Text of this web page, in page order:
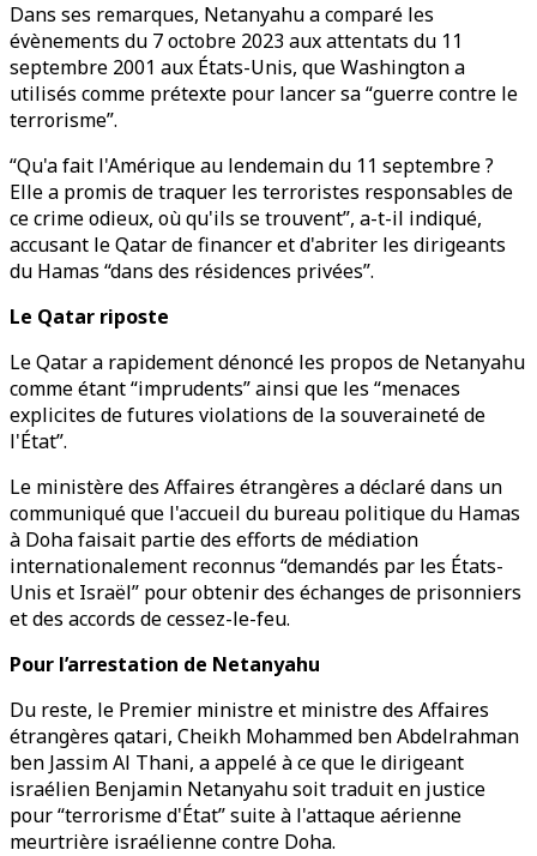
Dans ses remarques, Netanyahu a comparé les
évènements du 7 octobre 2023 aux attentats du 11
septembre 2001 aux États-Unis, que Washington a
utilisés comme prétexte pour lancer sa “guerre contre le
terrorisme”.
“Qu'a fait l'Amérique au lendemain du 11 septembre ?
Elle a promis de traquer les terroristes responsables de
ce crime odieux, où qu'ils se trouvent”, a-t-il indiqué,
accusant le Qatar de financer et d'abriter les dirigeants
du Hamas “dans des résidences privées”.
Le Qatar riposte
Le Qatar a rapidement dénoncé les propos de Netanyahu
comme étant “imprudents” ainsi que les “menaces
explicites de futures violations de la souveraineté de
l'État”.
Le ministère des Affaires étrangères a déclaré dans un
communiqué que l'accueil du bureau politique du Hamas
à Doha faisait partie des efforts de médiation
internationalement reconnus “demandés par les États-
Unis et Israël” pour obtenir des échanges de prisonniers
et des accords de cessez-le-feu.
Pour l’arrestation de Netanyahu
Du reste, le Premier ministre et ministre des Affaires
étrangères qatari, Cheikh Mohammed ben Abdelrahman
ben Jassim Al Thani, a appelé à ce que le dirigeant
israélien Benjamin Netanyahu soit traduit en justice
pour “terrorisme d'État” suite à l'attaque aérienne
meurtrière israélienne contre Doha.